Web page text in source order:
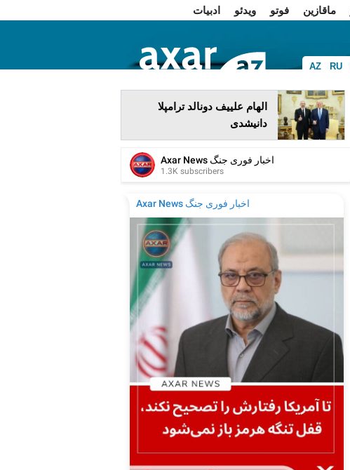
ماقازین فوتو ویدئو
ادبیات
AZ RU
فا
الهام علییف دونالد ترامپلا
دانیشدی